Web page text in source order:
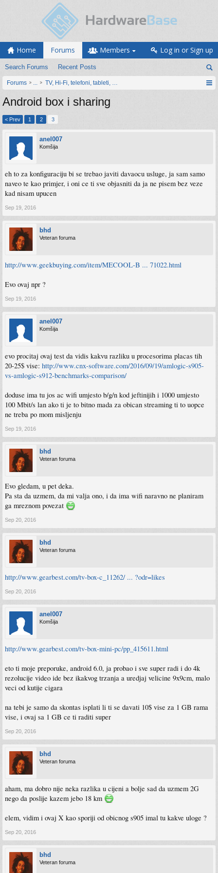
Home Forums
Search Forums Recent Posts
Members Log in or Sign up
Forums ... TV, Hi-Fi, telefoni, tableti, satovi, IoT oprema
Android box i sharing
< Prev 1 2 3
anel007
Komšija
eh to za konfiguraciju bi se trebao javiti davaocu usluge, ja sam samo
naveo te kao primjer, i oni ce ti sve objasniti da ja ne pisem bez veze
kad nisam upucen
Sep 19, 2016
bhd
Veteran foruma
http://www.geekbuying.com/item/MECOOL-B ... 71022.html
Evo ovaj npr ?
Sep 19, 2016
anel007
Komšija
evo procitaj ovaj test da vidis kakvu razliku u procesorima placas tih
20-25$ vise: http://www.cnx-software.com/2016/09/19/amlogic-s905-
vs-amlogic-s912-benchmarks-comparison/
doduse ima tu jos ac wifi umjesto b/g/n kod jeftinijih i 1000 umjesto
100 Mbit/s lan ako ti je to bitno mada za obican streaming ti to uopce
ne treba po mom misljenju
Sep 19, 2016
bhd
Veteran foruma
Evo gledam, u pet deka.
Pa sta da uzmem, da mi valja ono, i da ima wifi naravno ne planiram
ga mreznom povezat
Sep 20, 2016
bhd
Veteran foruma
http://www.gearbest.com/tv-box-c_11262/ ... ?odr=likes
Sep 20, 2016
anel007
Komšija
http://www.gearbest.com/tv-box-mini-pc/pp_415611.html
eto ti moje preporuke, android 6.0, ja probao i sve super radi i do 4k
rezolucije video ide bez ikakvog trzanja a uredjaj velicine 9x9cm, malo
veci od kutije cigara
na tebi je samo da skontas isplati li ti se davati 10$ vise za 1 GB rama
vise, i ovaj sa 1 GB ce ti raditi super
Sep 20, 2016
bhd
Veteran foruma
aham, ma dobro nije neka razlika u cijeni a bolje sad da uzmem 2G
nego da poslije kazem jebo 18 km
elem, vidim i ovaj X kao sporiji od obicnog s905 imal tu kakve uloge ?
Sep 20, 2016
bhd
Veteran foruma